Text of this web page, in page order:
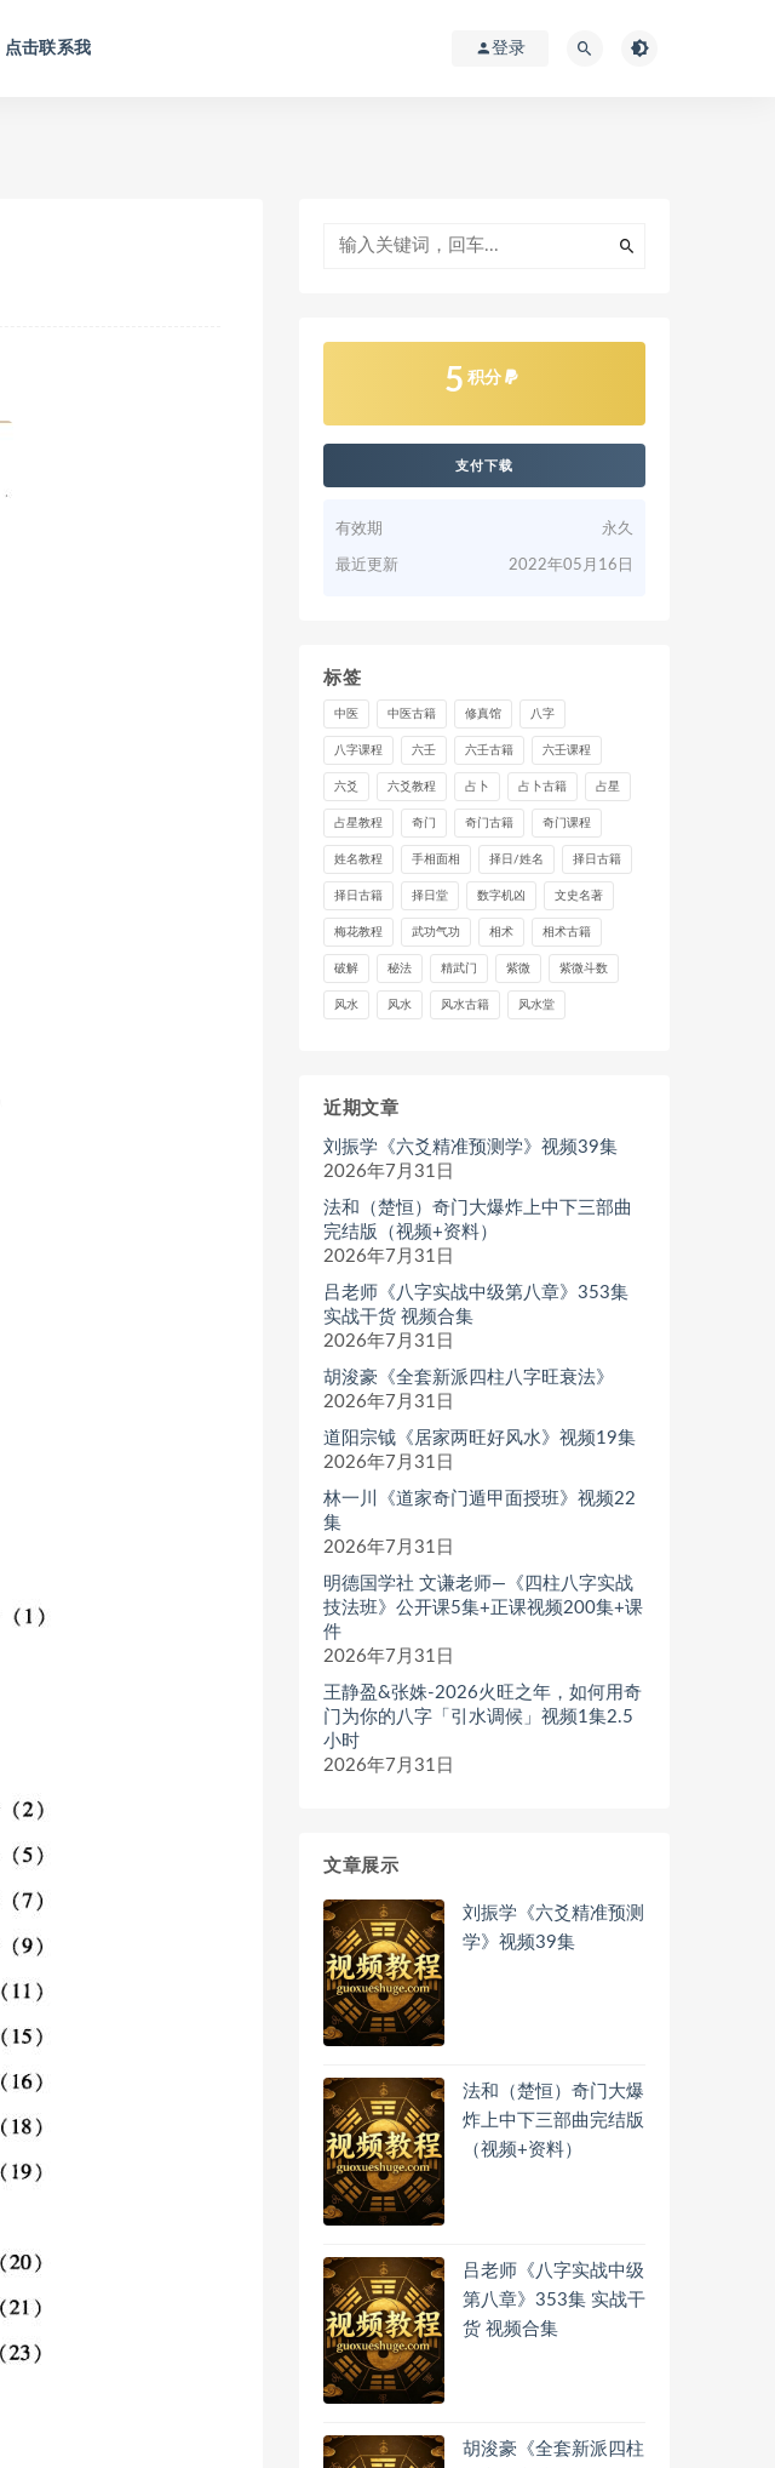
点击联系我 登录
5 积分
支付下载
有效期 永久
最近更新 2022年05月16日
标签
中医 中医古籍 修真馆 八字
八字课程 六壬 六壬古籍 六壬课程
六爻 六爻教程 占卜 占卜古籍 占星
占星教程 奇门 奇门古籍 奇门课程
姓名教程 手相面相 择日/姓名 择日古籍
择日古籍 择日堂 数字机凶 文史名著
梅花教程 武功气功 相术 相术古籍
破解 秘法 精武门 紫微 紫微斗数
风水 风水 风水古籍 风水堂
近期文章
刘振学《六爻精准预测学》视频39集
2026年7月31日
法和（楚恒）奇门大爆炸上中下三部曲
完结版（视频+资料）
2026年7月31日
吕老师《八字实战中级第八章》353集
实战干货 视频合集
2026年7月31日
胡浚豪《全套新派四柱八字旺衰法》
2026年7月31日
道阳宗钺《居家两旺好风水》视频19集
2026年7月31日
林一川《道家奇门遁甲面授班》视频22
集
2026年7月31日
明德国学社 文谦老师—《四柱八字实战
技法班》公开课5集+正课视频200集+课
件
2026年7月31日
王静盈&张姝-2026火旺之年，如何用奇
门为你的八字「引水调候」视频1集2.5
小时
2026年7月31日
文章展示
刘振学《六爻精准预测
学》视频39集
法和（楚恒）奇门大爆
炸上中下三部曲完结版
（视频+资料）
吕老师《八字实战中级
第八章》353集 实战干
货 视频合集
胡浚豪《全套新派四柱